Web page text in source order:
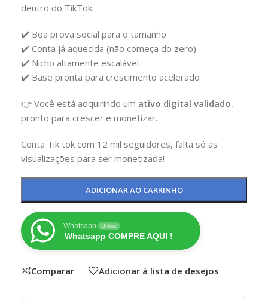
dentro do TikTok.
✔️ Boa prova social para o tamanho
✔️ Conta já aquecida (não começa do zero)
✔️ Nicho altamente escalável
✔️ Base pronta para crescimento acelerado
👉 Você está adquirindo um ativo digital validado,
pronto para crescer e monetizar.
Conta Tik tok com 12 mil seguidores, falta só as
visualizações para ser monetizada!
ADICIONAR AO CARRINHO
Whatsapp Online
Whatsapp COMPRE AQUI !
Comparar Adicionar à lista de desejos